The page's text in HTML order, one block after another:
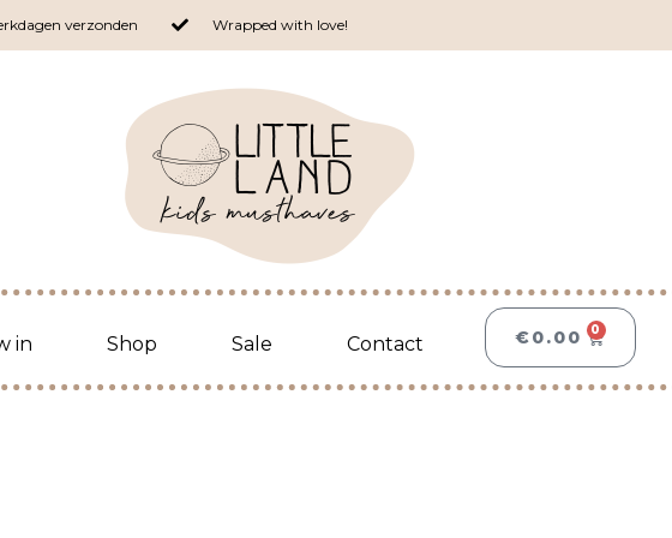
verzonden Wrapped with love!
in Shop Sale Contact €0.00 0